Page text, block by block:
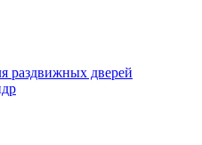
раздвижных дверей